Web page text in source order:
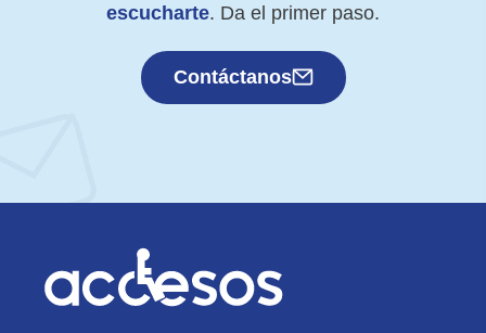
escucharte. Da el primer paso.
Contáctanos